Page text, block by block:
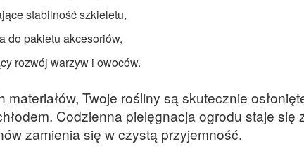
stabilność szkieletu,
do pakietu akcesoriów,
rozwój warzyw i owoców.
Twoje rośliny są skutecznie
Codzienna pielęgnacja ogrodu staje się
zamienia się w czystą przyjemność.